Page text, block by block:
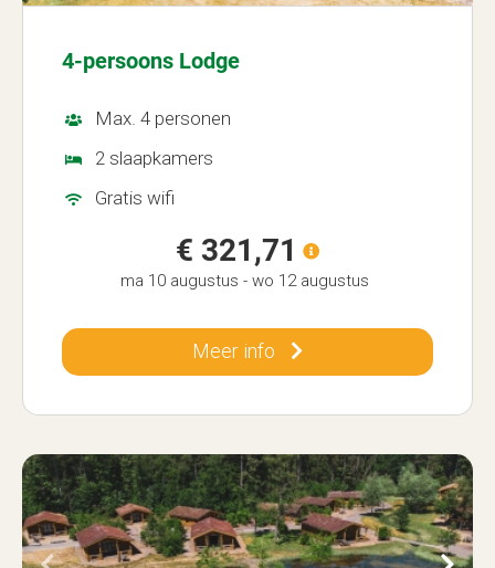
4-persoons Lodge
Max. 4 personen
2 slaapkamers
Gratis wifi
€ 321,71
ma 10 augustus - wo 12 augustus
Meer info